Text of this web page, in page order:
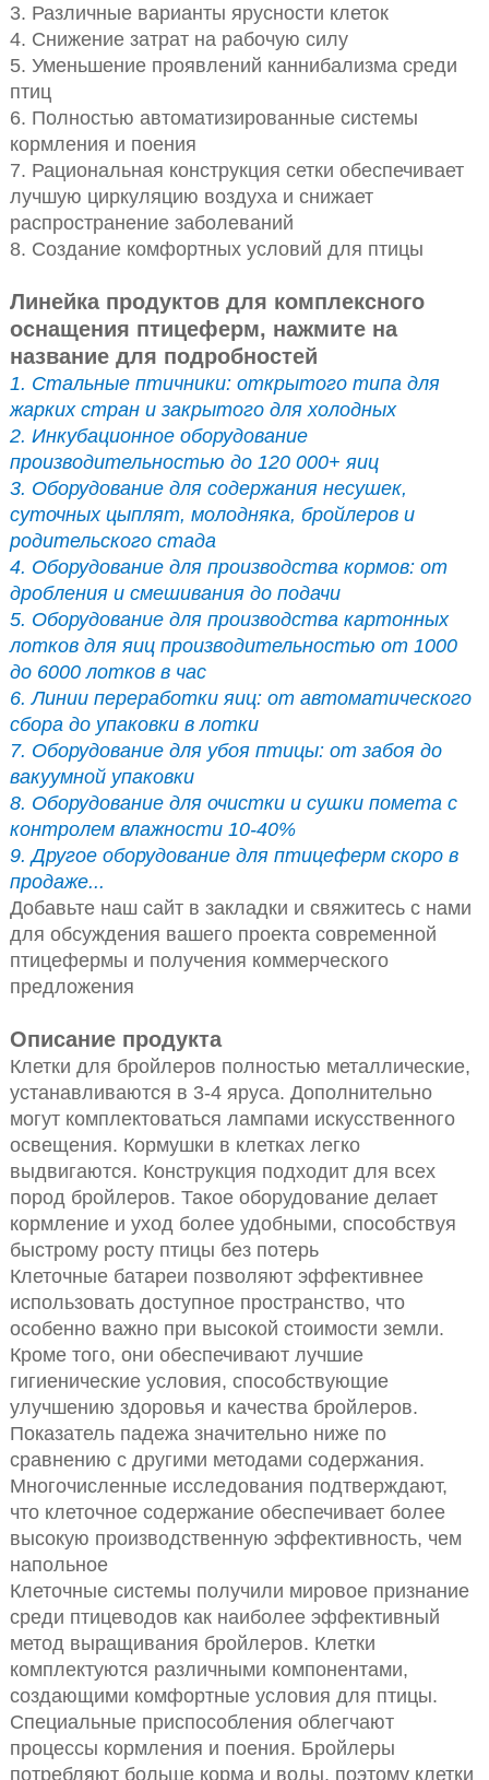
3. Различные варианты ярусности клеток
4. Снижение затрат на рабочую силу
5. Уменьшение проявлений каннибализма среди
птиц
6. Полностью автоматизированные системы
кормления и поения
7. Рациональная конструкция сетки обеспечивает
лучшую циркуляцию воздуха и снижает
распространение заболеваний
8. Создание комфортных условий для птицы
Линейка продуктов для комплексного
оснащения птицеферм, нажмите на
название для подробностей
1. Стальные птичники: открытого типа для
жарких стран и закрытого для холодных
2. Инкубационное оборудование
производительностью до 120 000+ яиц
3. Оборудование для содержания несушек,
суточных цыплят, молодняка, бройлеров и
родительского стада
4. Оборудование для производства кормов: от
дробления и смешивания до подачи
5. Оборудование для производства картонных
лотков для яиц производительностью от 1000
до 6000 лотков в час
6. Линии переработки яиц: от автоматического
сбора до упаковки в лотки
7. Оборудование для убоя птицы: от забоя до
вакуумной упаковки
8. Оборудование для очистки и сушки помета с
контролем влажности 10-40%
9. Другое оборудование для птицеферм скоро в
продаже...
Добавьте наш сайт в закладки и свяжитесь с нами
для обсуждения вашего проекта современной
птицефермы и получения коммерческого
предложения
Описание продукта
Клетки для бройлеров полностью металлические,
устанавливаются в 3-4 яруса. Дополнительно
могут комплектоваться лампами искусственного
освещения. Кормушки в клетках легко
выдвигаются. Конструкция подходит для всех
пород бройлеров. Такое оборудование делает
кормление и уход более удобными, способствуя
быстрому росту птицы без потерь
Клеточные батареи позволяют эффективнее
использовать доступное пространство, что
особенно важно при высокой стоимости земли.
Кроме того, они обеспечивают лучшие
гигиенические условия, способствующие
улучшению здоровья и качества бройлеров.
Показатель падежа значительно ниже по
сравнению с другими методами содержания.
Многочисленные исследования подтверждают,
что клеточное содержание обеспечивает более
высокую производственную эффективность, чем
напольное
Клеточные системы получили мировое признание
среди птицеводов как наиболее эффективный
метод выращивания бройлеров. Клетки
комплектуются различными компонентами,
создающими комфортные условия для птицы.
Специальные приспособления облегчают
процессы кормления и поения. Бройлеры
потребляют больше корма и воды, поэтому клетки